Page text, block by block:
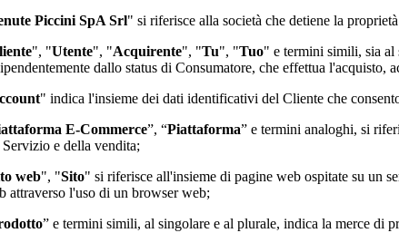
Piccini SpA Srl"si riferisce alla società che detiene la
", "Utente", "Acquirente", "Tu", "Tuo" e termini simili, sia al
dallo status di Consumatore, che effettua l'acquisto,
" indica l'insieme dei dati identificativi del Cliente che
E-Commerce”, “Piattaforma” e termini analoghi, si
Servizio e della vendita;
web", "Sito" si riferisce all'insieme di pagine web ospitate su un
attraverso l'uso di un browser web;
” e termini simili, al singolare e al plurale, indica la merce di